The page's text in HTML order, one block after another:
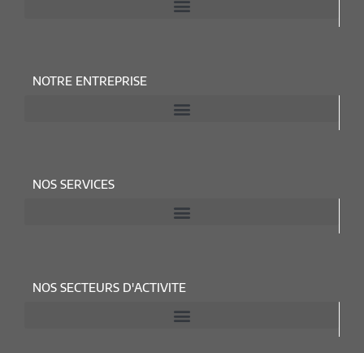
NOTRE ENTREPRISE
NOS SERVICES
NOS SECTEURS D'ACTIVITE